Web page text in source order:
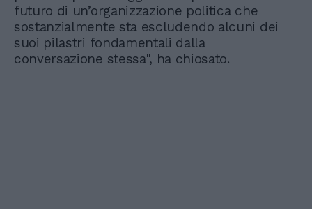
futuro di un’organizzazione politica che
sostanzialmente sta escludendo alcuni dei
suoi pilastri fondamentali dalla
conversazione stessa", ha chiosato.